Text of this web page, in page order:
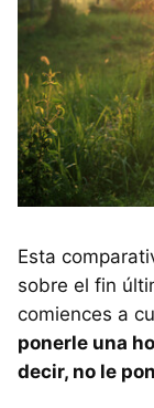
Esta
sobre el fin
comiences a
ponerle una
decir, no le